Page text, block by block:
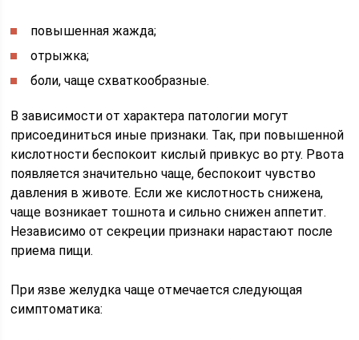
повышенная жажда;
отрыжка;
боли, чаще схваткообразные.
В зависимости от характера патологии могут
присоединиться иные признаки. Так, при повышенной
кислотности беспокоит кислый привкус во рту. Рвота
появляется значительно чаще, беспокоит чувство
давления в животе. Если же кислотность снижена,
чаще возникает тошнота и сильно снижен аппетит.
Независимо от секреции признаки нарастают после
приема пищи.
При язве желудка чаще отмечается следующая
симптоматика: